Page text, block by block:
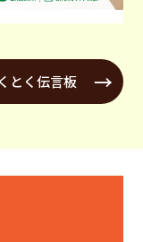
とく伝言板